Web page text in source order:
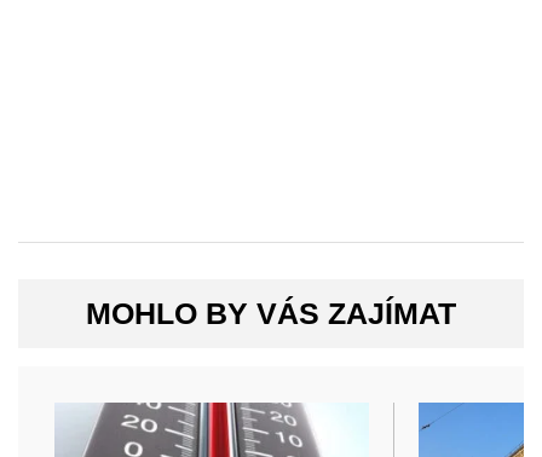
MOHLO BY VÁS ZAJÍMAT